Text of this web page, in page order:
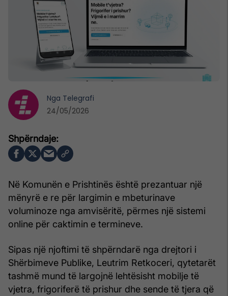
Në Komunën e Prishtinës është prezantuar një
mënyrë e re për largimin e mbeturinave
voluminoze nga amvisëritë, përmes një sistemi
online për caktimin e termineve.
Sipas një njoftimi të shpërndarë nga drejtori i
Shërbimeve Publike, Leutrim Retkoceri, qytetarët
tashmë mund të largojnë lehtësisht mobilje të
vjetra, frigoriferë të prishur dhe sende të tjera që
Nga Telegrafi
24/05/2026